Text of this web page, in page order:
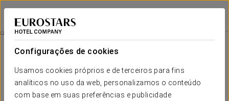
Configurações de cookies
Usamos cookies próprios e de terceiros para fins
analíticos no uso da web, personalizamos o conteúdo
com base em suas preferências e publicidade
Exe Campus
BARCELONA - CERDANYOLA DEL VALLÈS
Restauração